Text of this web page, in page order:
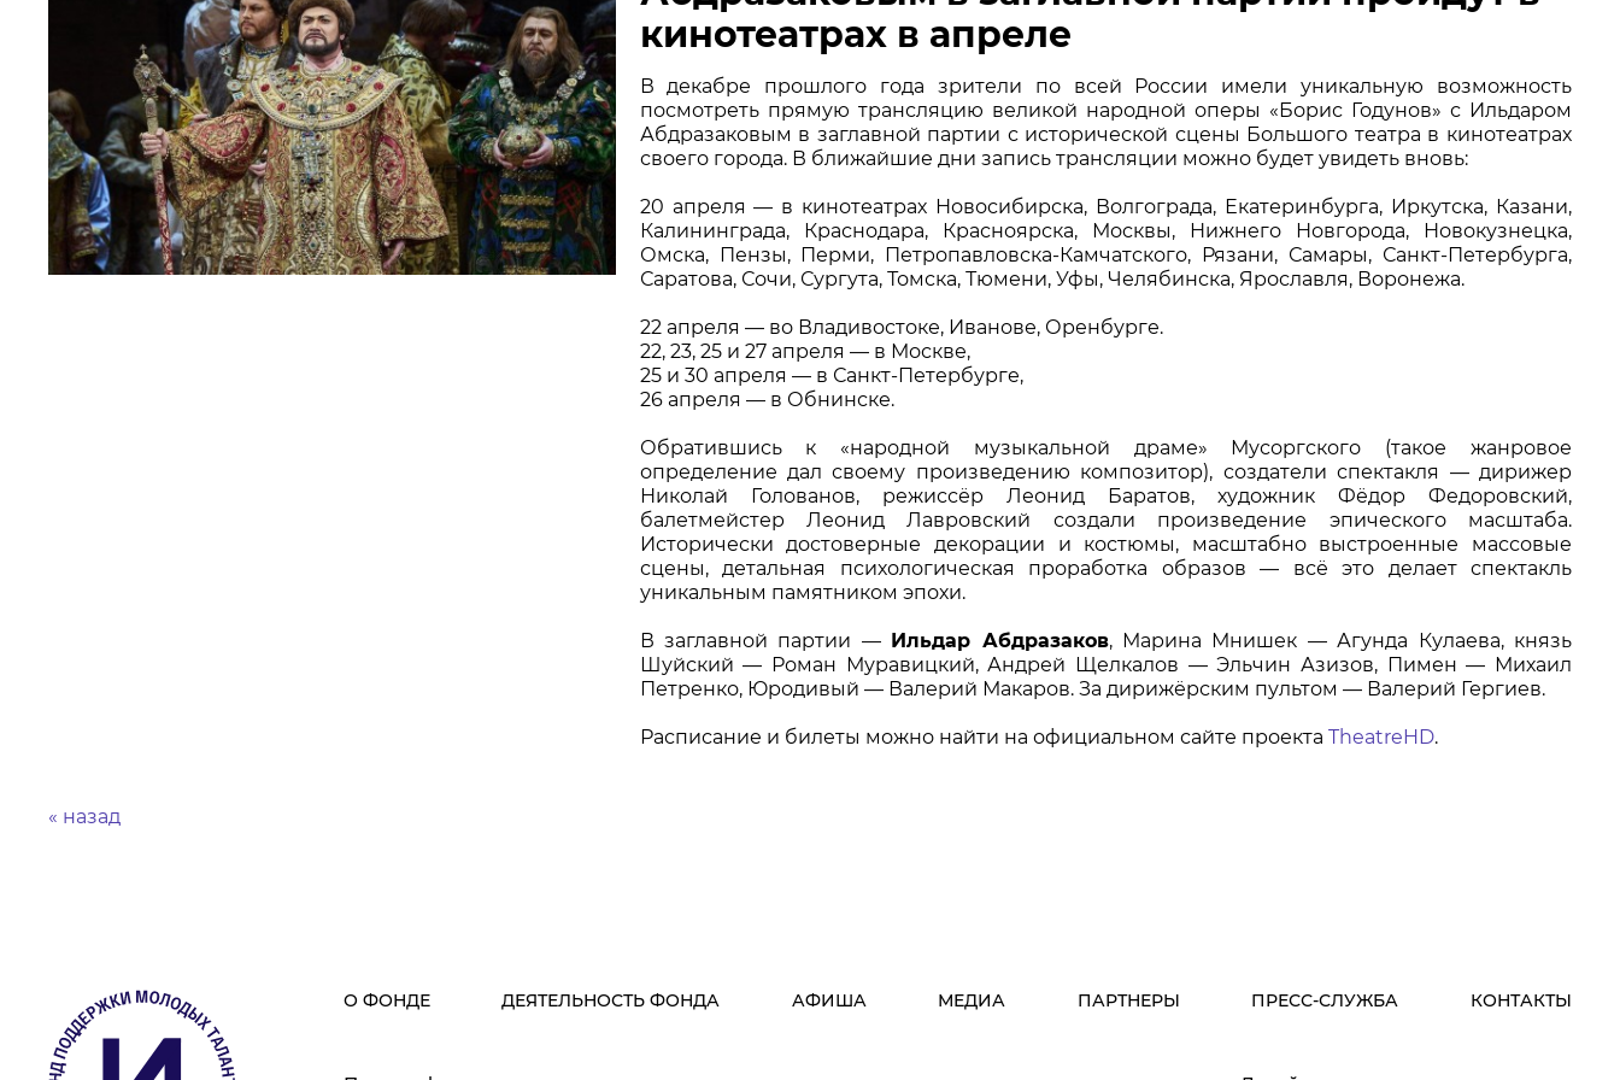
МЕДИА НОВОСТИ ПАРТНЕРЫ
ПРЕСС-СЛУЖБА КОНТАКТЫ
+7 (915) 490-33-00
info@iafoundation.ru
109544, Россия, г. Москва, ул. Школьная, 27 стр. 1
ПОМОЧЬ ФОНДУ
кинотеатрах в апреле
В декабре прошлого года зрители по всей России имели уникальную возможность
посмотреть прямую трансляцию великой народной оперы «Борис Годунов» с Ильдаром
Абдразаковым в заглавной партии с исторической сцены Большого театра в кинотеатрах
своего города. В ближайшие дни запись трансляции можно будет увидеть вновь:
20 апреля — в кинотеатрах Новосибирска, Волгограда, Екатеринбурга, Иркутска, Казани,
Калининграда, Краснодара, Красноярска, Москвы, Нижнего Новгорода, Новокузнецка,
Омска, Пензы, Перми, Петропавловска-Камчатского, Рязани, Самары, Санкт-Петербурга,
Саратова, Сочи, Сургута, Томска, Тюмени, Уфы, Челябинска, Ярославля, Воронежа.
22 апреля — во Владивостоке, Иванове, Оренбурге.
22, 23, 25 и 27 апреля — в Москве,
25 и 30 апреля — в Санкт-Петербурге,
26 апреля — в Обнинске.
Обратившись к «народной музыкальной драме» Мусоргского (такое жанровое
определение дал своему произведению композитор), создатели спектакля — дирижер
Николай Голованов, режиссёр Леонид Баратов, художник Фёдор Федоровский,
балетмейстер Леонид Лавровский создали произведение эпического масштаба.
Исторически достоверные декорации и костюмы, масштабно выстроенные массовые
сцены, детальная психологическая проработка образов — всё это делает спектакль
уникальным памятником эпохи.
В заглавной партии — Ильдар Абдразаков, Марина Мнишек — Агунда Кулаева, князь
Шуйский — Роман Муравицкий, Андрей Щелкалов — Эльчин Азизов, Пимен — Михаил
Петренко, Юродивый — Валерий Макаров. За дирижёрским пультом — Валерий Гергиев.
Расписание и билеты можно найти на официальном сайте проекта TheatreHD.
« назад
О ФОНДЕ ДЕЯТЕЛЬНОСТЬ ФОНДА АФИША МЕДИА ПАРТНЕРЫ ПРЕСС-СЛУЖБА КОНТАКТЫ